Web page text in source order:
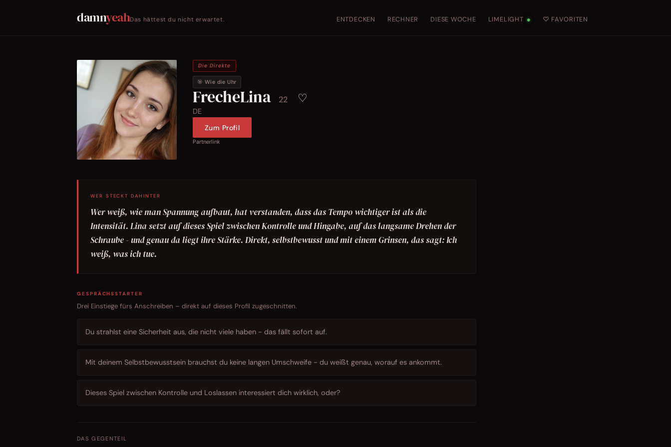
damnyeahDas hättest du nicht erwartet. ENTDECKEN RECHNER DIESE WOCHE LIMELIGHT ● ♡ FAVORITEN
Die Direkte
🎯 Wie die Uhr
FrecheLina 22 ♡
DE
Zum Profil
Partnerlink
WER STECKT DAHINTER
Wer weiß, wie man Spannung aufbaut, hat verstanden, dass das Tempo wichtiger ist als die
Intensität. Lina setzt auf dieses Spiel zwischen Kontrolle und Hingabe, auf das langsame Drehen der
Schraube - und genau da liegt ihre Stärke. Direkt, selbstbewusst und mit einem Grinsen, das sagt: Ich
weiß, was ich tue.
GESPRÄCHSSTARTER
Drei Einstiege fürs Anschreiben – direkt auf dieses Profil zugeschnitten.
Du strahlst eine Sicherheit aus, die nicht viele haben - das fällt sofort auf.
Mit deinem Selbstbewusstsein brauchst du keine langen Umschweife - du weißt genau, worauf es ankommt.
Dieses Spiel zwischen Kontrolle und Loslassen interessiert dich wirklich, oder?
DAS GEGENTEIL